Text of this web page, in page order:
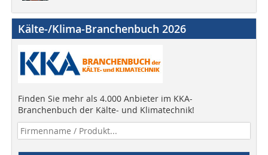
Kälte-/Klima-Branchenbuch 2026
Finden Sie mehr als 4.000 Anbieter im KKA-
Branchenbuch der Kälte- und Klimatechnik!